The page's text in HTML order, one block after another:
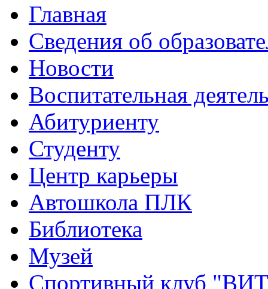
Главная
Сведения об
Новости
Воспитательная
Абитуриенту
Студенту
Центр карьеры
Автошкола ПЛК
Библиотека
Музей
Спортивный клуб